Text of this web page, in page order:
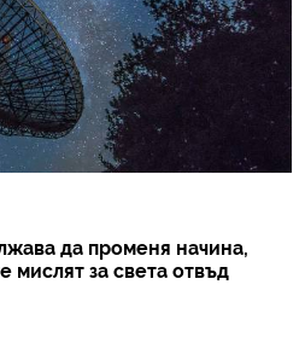
да променя начина,
мислят за света отвъд